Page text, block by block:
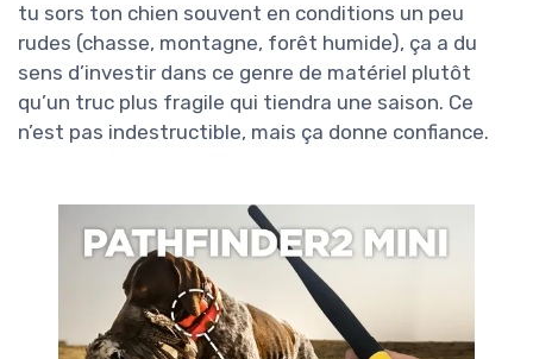
tu sors ton chien souvent en conditions un peu
rudes (chasse, montagne, forêt humide), ça a du
sens d’investir dans ce genre de matériel plutôt
qu’un truc plus fragile qui tiendra une saison. Ce
n’est pas indestructible, mais ça donne confiance.